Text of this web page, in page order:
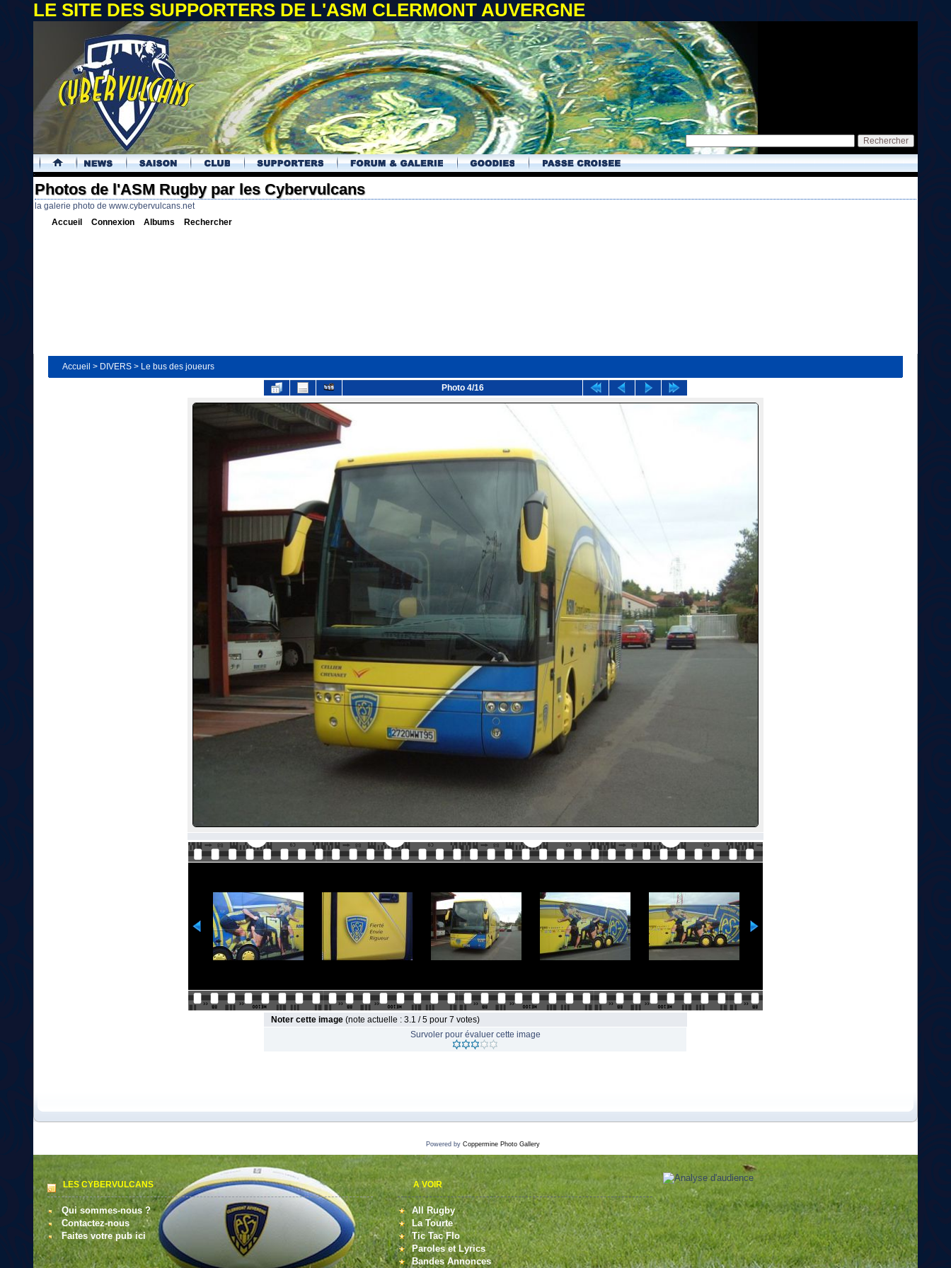
LE SITE DES SUPPORTERS DE L'ASM CLERMONT AUVERGNE
.
Photos de l'ASM Rugby par les Cybervulcans
la galerie photo de www.cybervulcans.net
Accueil Connexion Albums Rechercher
Accueil > DIVERS > Le bus des joueurs
Photo 4/16
Noter cette image (note actuelle : 3.1 / 5 pour 7 votes)
Survoler pour évaluer cette image
Powered by Coppermine Photo Gallery
LES CYBERVULCANS
Qui sommes-nous ?
Contactez-nous
Faites votre pub ici
A VOIR
All Rugby
La Tourte
Tic Tac Flo
Paroles et Lyrics
Bandes Annonces